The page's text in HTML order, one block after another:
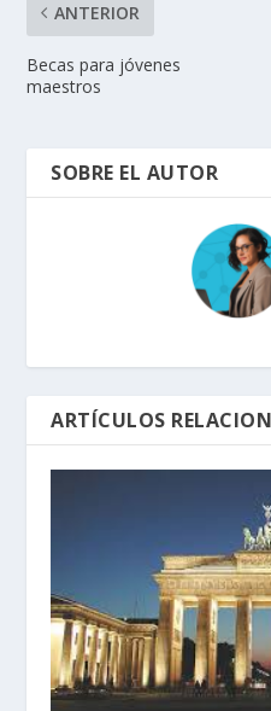
ANTERIOR
Becas para jóvenes
maestros
SOBRE EL AUTOR
ARTÍCULOS